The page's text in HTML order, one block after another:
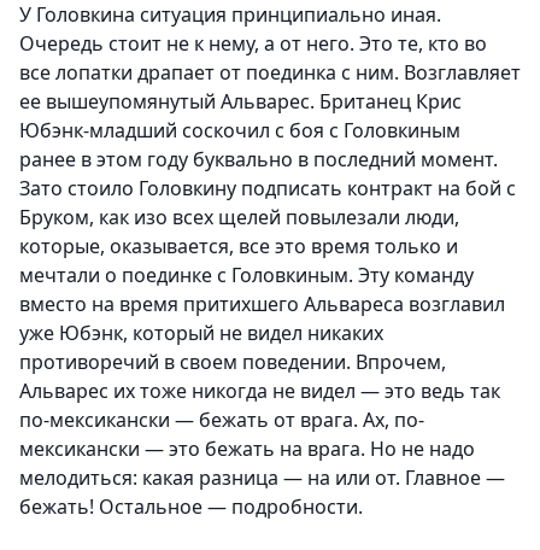
У Головкина ситуация принципиально иная.
Очередь стоит не к нему, а от него. Это те, кто во
все лопатки драпает от поединка с ним. Возглавляет
ее вышеупомянутый Альварес. Британец Крис
Юбэнк-младший соскочил с боя с Головкиным
ранее в этом году буквально в последний момент.
Зато стоило Головкину подписать контракт на бой с
Бруком, как изо всех щелей повылезали люди,
которые, оказывается, все это время только и
мечтали о поединке с Головкиным. Эту команду
вместо на время притихшего Альвареса возглавил
уже Юбэнк, который не видел никаких
противоречий в своем поведении. Впрочем,
Альварес их тоже никогда не видел — это ведь так
по-мексикански — бежать от врага. Ах, по-
мексикански — это бежать на врага. Но не надо
мелодиться: какая разница — на или от. Главное —
бежать! Остальное — подробности.